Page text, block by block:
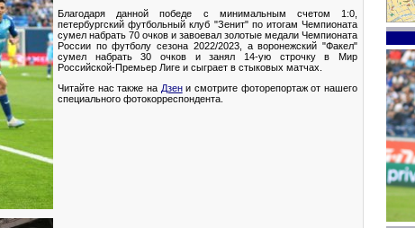
Благодаря данной победе с минимальным счетом 1:0,
петербургский футбольный клуб "Зенит" по итогам Чемпионата
сумел набрать 70 очков и завоевал золотые медали Чемпионата
России по футболу сезона 2022/2023, а воронежский "Факел"
сумел набрать 30 очков и занял 14-ую строчку в Мир
Российской-Премьер Лиге и сыграет в стыковых матчах.
Читайте нас также на Дзени смотрите фоторепортаж от нашего
специального фотокорреспондента.